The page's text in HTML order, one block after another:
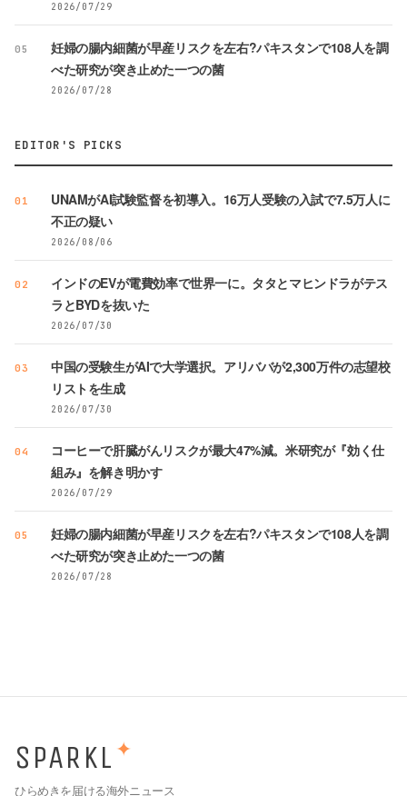
2026/07/29
05
妊婦の腸内細菌が早産リスクを左右?パキスタンで108人を調
べた研究が突き止めた一つの菌
2026/07/28
EDITOR'S PICKS
01
UNAMがAI試験監督を初導入。16万人受験の入試で7.5万人に
不正の疑い
2026/08/06
02
インドのEVが電費効率で世界一に。タタとマヒンドラがテス
ラとBYDを抜いた
2026/07/30
03
中国の受験生がAIで大学選択。アリババが2,300万件の志望校
リストを生成
2026/07/30
04
コーヒーで肝臓がんリスクが最大47%減。米研究が『効く仕
組み』を解き明かす
2026/07/29
05
妊婦の腸内細菌が早産リスクを左右?パキスタンで108人を調
べた研究が突き止めた一つの菌
2026/07/28
SPARKL ✦
ひらめきを届ける海外ニュース